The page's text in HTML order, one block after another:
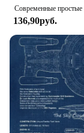
136,90руб.